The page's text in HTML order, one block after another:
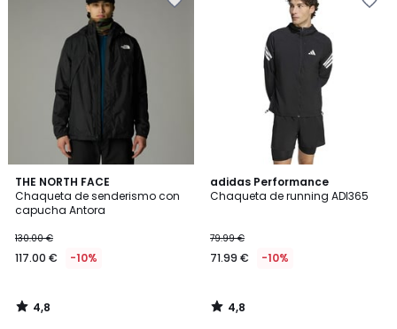
descuento
aplicado.
THE NORTH FACE
Chaqueta de senderismo con
capucha Antora
130.00 €
117.00 € -10%
4,8
/ 5
4,8
/
adidas Performance
Chaqueta de running ADI365
79.99 €
71.99 € -10%
4,8
/ 5
4,8
/